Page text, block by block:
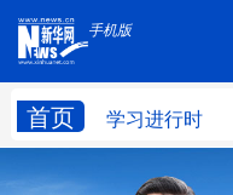
手机版
首页 学习进行时
手机版
学习进行时 高层